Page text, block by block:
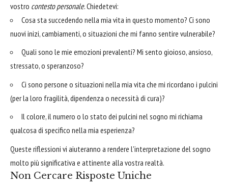
vostro contesto personale. Chiedetevi:
Cosa sta succedendo nella mia vita in questo momento? Ci sono
nuovi inizi, cambiamenti, o situazioni che mi fanno sentire vulnerabile?
Quali sono le mie emozioni prevalenti? Mi sento gioioso, ansioso,
stressato, o speranzoso?
Ci sono persone o situazioni nella mia vita che mi ricordano i pulcini
(per la loro fragilità, dipendenza o necessità di cura)?
Il colore, il numero o lo stato dei pulcini nel sogno mi richiama
qualcosa di specifico nella mia esperienza?
Queste riflessioni vi aiuteranno a rendere l'interpretazione del sogno
molto più significativa e attinente alla vostra realtà.
Non Cercare Risposte Uniche